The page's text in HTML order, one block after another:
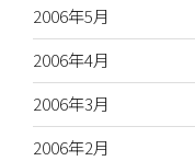
2006年5月
2006年4月
2006年3月
2006年2月